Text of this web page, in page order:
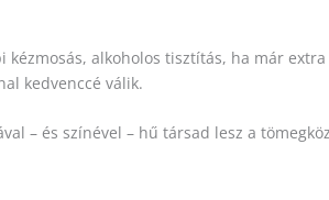
alkoholos tisztítás, ha már
kedvenccé válik.
– és színével – hű társad lesz a